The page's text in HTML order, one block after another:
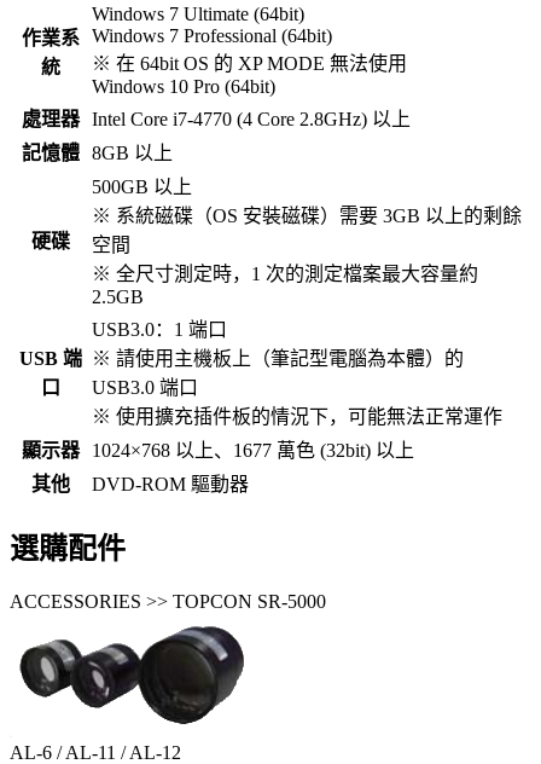
作業系
統
Windows 7 Ultimate (64bit)
Windows 7 Professional (64bit)
※ 在 64bit OS 的 XP MODE 無法使用
Windows 10 Pro (64bit)
處理器
Intel Core i7-4770 (4 Core 2.8GHz) 以上
記憶體
8GB 以上
硬碟
500GB 以上
※ 系統磁碟（OS 安裝磁碟）需要 3GB 以上的剩餘
空間
※ 全尺寸測定時，1 次的測定檔案最大容量約
2.5GB
USB 端
口
USB3.0：1 端口
※ 請使用主機板上（筆記型電腦為本體）的
USB3.0 端口
※ 使用擴充插件板的情況下，可能無法正常運作
顯示器
1024×768 以上、1677 萬色 (32bit) 以上
其他
DVD-ROM 驅動器
選購配件
ACCESSORIES >> TOPCON SR-5000
AL-6 / AL-11 / AL-12